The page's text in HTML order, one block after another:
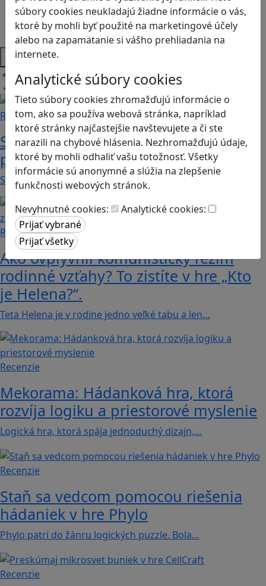
súbory cookies neukladajú žiadne informácie o vás,
ktoré by mohli byť použité na marketingové účely
alebo na zapamätanie si vášho prehliadania na
internete.
Analytické súbory cookies
Tieto súbory cookies zhromažďujú informácie o
tom, ako sa používa webová stránka, napríklad
ktoré stránky najčastejšie navštevujete a či ste
narazili na chybové hlásenia. Nezhromažďujú údaje,
ktoré by mohli odhaliť vašu totožnosť. Všetky
informácie sú anonymné a slúžia na zlepšenie
funkčnosti webových stránok.
Nevyhnutné cookies:
Analytické cookies:
Strategické myslenie
Zdravie a pohyb
Platformy
Načítam blogy
Recenzie
Supermarket Together: vyskúšajte si
prácu v obchode
Supermarket Together je simulačná hra, v ktorej…
Recenzie
Ako ovplyvnil komunistický režim
rodinné vzťahy? To zistíte v hre „Kto
je Helena?“.
Teta Helena je v rodine jedno veľké tabu a len…
Recenzie
Mekorama: Hádanková hra, ktorá
rozvíja logiku a priestorové myslenie
Logická hra, ktorá spája jednoduchý dizajn,…
Recenzie
Staň sa vedcom pomocou riešenia
hádaniek v hre Phylo
Phylo patrí do žánru logických puzzle. Bola…
Recenzie